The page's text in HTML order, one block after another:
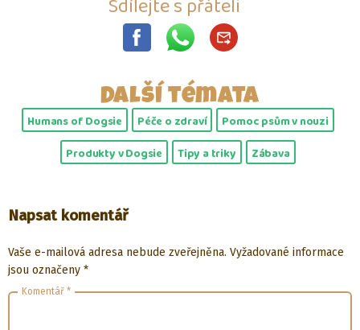
Sdílejte s přáteli
Další témata
Humans of Dogsie Péče o zdraví
Pomoc psům v nouzi
Produkty v Dogsie
Tipy a triky Zábava
Napsat komentář
Vaše e-mailová adresa nebude zveřejněna. Vyžadované informace
jsou označeny *
Komentář *